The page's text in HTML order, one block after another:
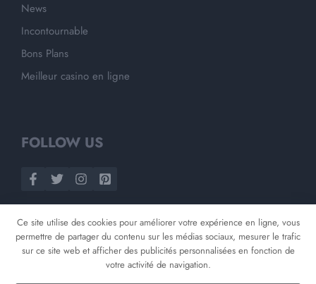
News
Incontournable
Bons Plans
Meilleur casino en ligne
FOLLOW US
Ce site utilise des cookies pour améliorer votre expérience en ligne, vous
permettre de partager du contenu sur les médias sociaux, mesurer le trafic
sur ce site web et afficher des publicités personnalisées en fonction de
votre activité de navigation.